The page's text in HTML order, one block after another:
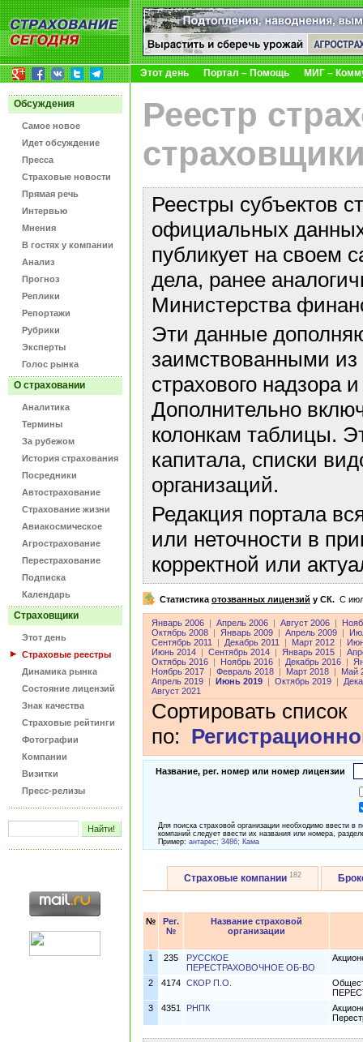
Этот день Портал – Помощь МИГ –
Обсуждения
Самое новое
Идет обсуждение
Пресса
Страховые новости
Прямая речь
Интервью
Мнения
В гостях у компании
Анализ
Прогноз
Реплики
Репортажи
Рубрики
Эксперты
Голос рынка
О страховании
Аналитика
Термины
За рубежом
История страхования
Посредники
Автострахование
Страхование жизни
Авиакосмическое
Агрострахование
Перестрахование
Подписка
Календарь
Страховщики
Этот день
Страховые реестры
Динамика рынка
Состояние лицензий
Знак качества
Страховые рейтинги
Фотографии
Компании
Визитки
Пресс-релизы
Реестр
Реестры субъектов
официальных данных
публикует на своем
дела, ранее
Министерства
Эти данные
заимствованными
страхового надзора
Дополнительно
колонкам таблицы.
капитала, списки
организаций.
Редакция портала
или неточности в
корректной или
Статистика отозванных лицензий у СК. C
Январь 2006 Апрель 2006 Август 2006
Октябрь 2008
Январь 2009 Апрель 2009
Сентябрь 2011
Декабрь 2011 Март 2012
Июнь 2014
Сентябрь 2014 Январь 2015
Октябрь 2016
Ноябрь 2016 Декабрь 2016
Ноябрь 2017
Февраль 2018 Март 2018
Май
Апрель 2019
Июнь 2019 Октябрь 2019
Август 2021
Сортировать список
по:
Название, рег. номер или номер лицензии
Для поиска страховой организации необходимо ввести
компаний следует ввести их названия или номера,
Пример: антарес; 3486; Кама
Страховые компании 182
№
Рег.
№
Название страховой
организации
1 235
РУССКОЕ
ПЕРЕСТРАХОВОЧНОЕ ОБ-ВО
2 4174 СКОР П.О.
3
4351 РНПК